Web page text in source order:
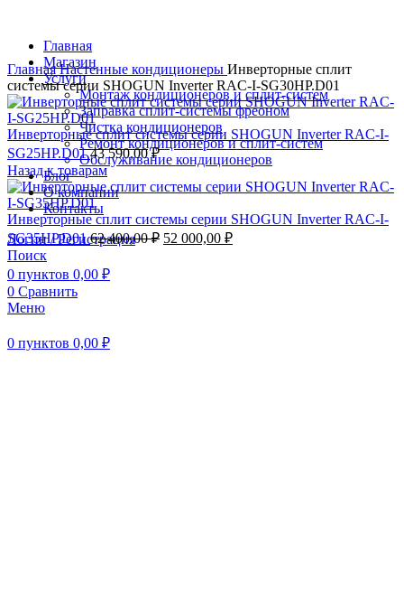
Главная
Магазин
Услуги
Монтаж кондиционеров и сплит-систем
Заправка сплит-системы фреоном
Чистка кондиционеров
Ремонт кондиционеров и сплит-систем
Обслуживание кондиционеров
Блог
О компании
Контакты
Логин / Регистрация
Поиск
0 пунктов 0,00 ₽
0 Сравнить
Меню
0 пунктов 0,00 ₽
ГлавнаяНастенные кондиционеры Инверторные сплит
системы серии SHOGUN Inverter RAC-I-SG30HP.D01
Инверторные сплит системы серии SHOGUN Inverter RAC-I-
SG25HP.D0143 590,00₽
Назад к товарам
Инверторные сплит системы серии SHOGUN Inverter RAC-I-
SG35HP.D0162 400,00₽ Первоначальная
52 000,00 ₽Текущая